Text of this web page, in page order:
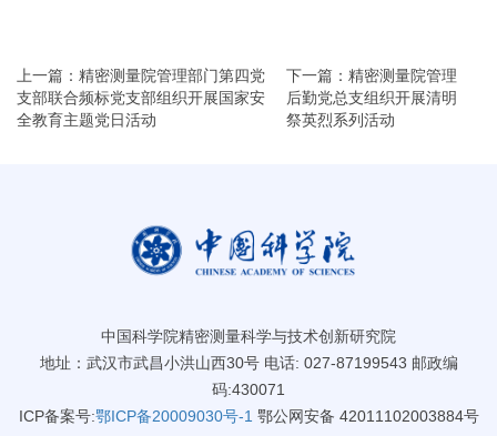
上一篇：精密测量院管理部门第四党
支部联合频标党支部组织开展国家安
全教育主题党日活动
下一篇：精密测量院管理
后勤党总支组织开展清明
祭英烈系列活动
中国科学院精密测量科学与技术创新研究院
地址：武汉市武昌小洪山西30号 电话: 027-87199543 邮政编
码:430071
ICP备案号:鄂ICP备20009030号-1 鄂公网安备 42011102003884号